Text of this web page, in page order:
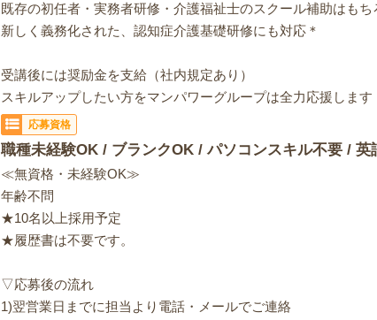
既存の初任者・実務者研修・介護福祉士のスクール補助はもち
新しく義務化された、認知症介護基礎研修にも対応＊
受講後には奨励金を支給（社内規定あり）
スキルアップしたい方をマンパワーグループは全力応援します
応募資格
職種未経験OK / ブランクOK / パソコンスキル不要 / 英
≪無資格・未経験OK≫
年齢不問
★10名以上採用予定
★履歴書は不要です。
▽応募後の流れ
1)翌営業日までに担当より電話・メールでご連絡